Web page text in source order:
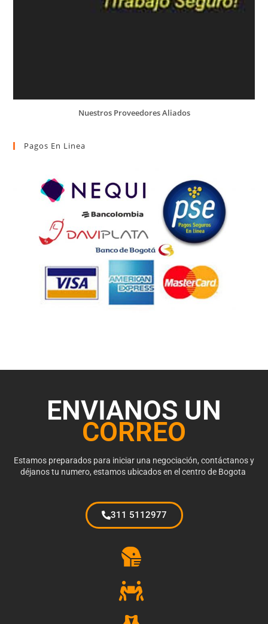
Nuestros Proveedores Aliados
Pagos En Linea
ENVIANOS UN
CORREO
Estamos preparados para iniciar una negociación, contáctanos y
déjanos tu numero, estamos ubicados en el centro de Bogota
311 5112977